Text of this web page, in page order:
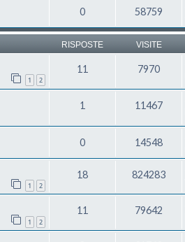
0 58759
RISPOSTE VISITE
1 2
11 7970
1 11467
0 14548
1 2
18 824283
1 2
11 79642